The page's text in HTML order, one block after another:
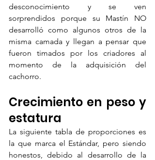
desconocimiento y se ven
sorprendidos porque su Mastín NO
desarrolló como algunos otros de la
misma camada y llegan a pensar que
fueron timados por los criadores al
momento de la adquisición del
cachorro.
Crecimiento en peso y
estatura
La siguiente tabla de proporciones es
la que marca el Estándar, pero siendo
honestos, debido al desarrollo de la